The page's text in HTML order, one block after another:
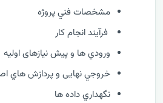
مشخصات فني پروژه
فرآيند انجام کار
ورودي ها و پیش نیازهای اولیه
خروجي نهایی و پردازش هاي
نگهداري داده ها